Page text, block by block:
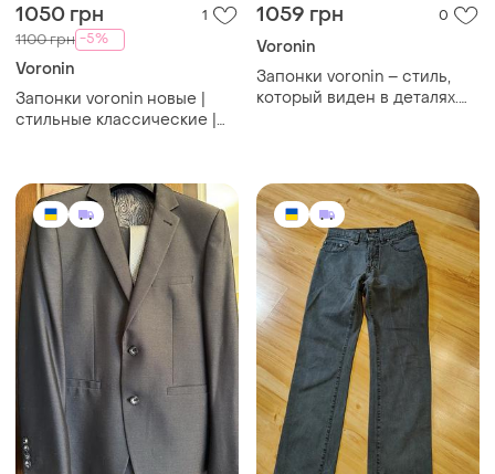
1050 грн 1
1100 грн -5%
Voronin
Запонки voronin новые |
стильные классические |
1059 грн 0
Voronin
Запонки voronin – стиль,
который виден в деталях.
стиле – идеально под
костюм, на события